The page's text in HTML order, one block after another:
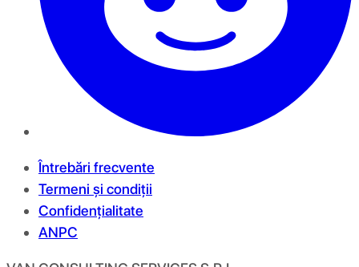
Întrebări frecvente
Termeni și condiții
Confidențialitate
ANPC